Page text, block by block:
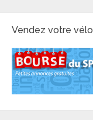
Vendez votre vélo